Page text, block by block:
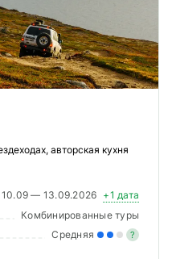
авторская кухня
10.09 — 13.09.2026 +1 дата
Комбинированные туры
Средняя ?